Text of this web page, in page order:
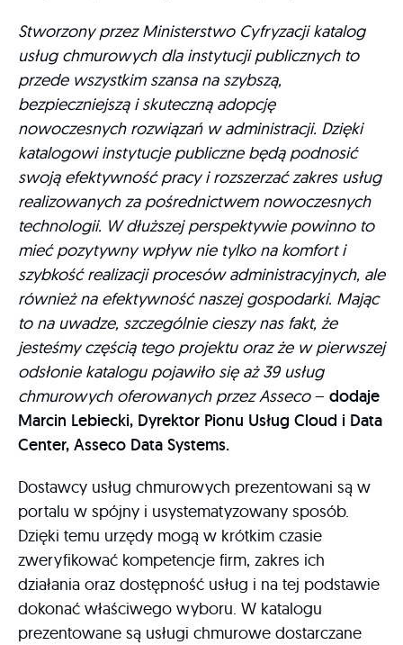
Stworzony przez Ministerstwo Cyfryzacji katalog
usług chmurowych dla instytucji publicznych to
przede wszystkim szansa na szybszą,
bezpieczniejszą i skuteczną adopcję
nowoczesnych rozwiązań w administracji. Dzięki
katalogowi instytucje publiczne będą podnosić
swoją efektywność pracy i rozszerzać zakres usług
realizowanych za pośrednictwem nowoczesnych
technologii. W dłuższej perspektywie powinno to
mieć pozytywny wpływ nie tylko na komfort i
szybkość realizacji procesów administracyjnych, ale
również na efektywność naszej gospodarki. Mając
to na uwadze, szczególnie cieszy nas fakt, że
jesteśmy częścią tego projektu oraz że w pierwszej
odsłonie katalogu pojawiło się aż 39 usług
chmurowych oferowanych przez Asseco– dodaje
Marcin Lebiecki, Dyrektor Pionu Usług Cloud i Data
Center, Asseco Data Systems.
Dostawcy usług chmurowych prezentowani są w
portalu w spójny i usystematyzowany sposób.
Dzięki temu urzędy mogą w krótkim czasie
zweryfikować kompetencje firm, zakres ich
działania oraz dostępność usług i na tej podstawie
dokonać właściwego wyboru. W katalogu
prezentowane są usługi chmurowe dostarczane